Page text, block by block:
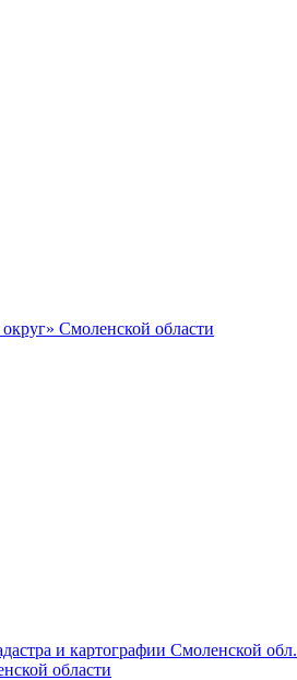
Смоленской области
и картографии Смоленской обл.
области